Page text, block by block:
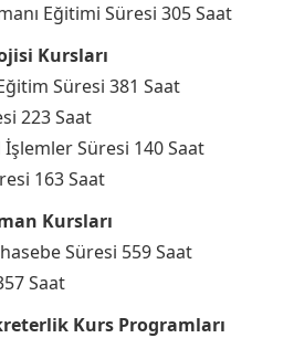
Eğitimi Süresi 305 Saat
Kursları
Süresi 381 Saat
223 Saat
Süresi 140 Saat
163 Saat
Kursları
Süresi 559 Saat
Saat
Kurs Programları